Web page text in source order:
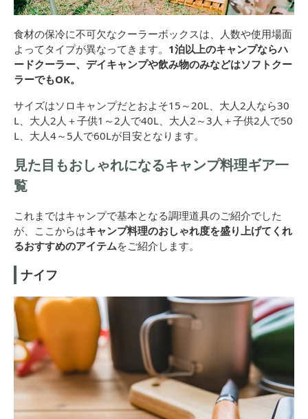
食材の保冷に不可欠なクーラーボックスは、人数や使用場面
よってタイプが異なってきます。 1泊以上のキャンプならハ
ードクーラー、デイキャンプや飲み物のみなどはソフトクー
ラーでもOK。
サイズはソロキャンプだとおよそ15～20L、大人2人なら30
L、大人2人＋子供1～2人で40L、大人2～3人＋子供2人で50
L、大人4～5人で60Lが目安となります。
見た目もおしゃれになるキャンプ料理ギア一
覧
これまではキャンプで基本となる調理道具のご紹介でした
が、ここからはキャンプ料理のおしゃれ度を盛り上げてくれ
るおすすめのアイテムをご紹介します。
ナイフ